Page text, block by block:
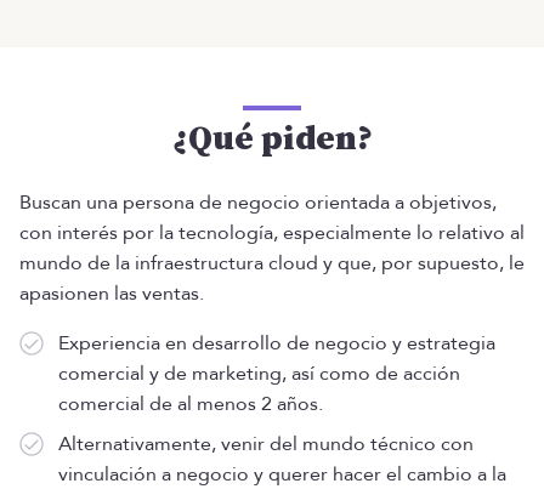
¿Qué piden?
Buscan una persona de negocio orientada a objetivos,
con interés por la tecnología, especialmente lo relativo al
mundo de la infraestructura cloud y que, por supuesto, le
apasionen las ventas.
Experiencia en desarrollo de negocio y estrategia
comercial y de marketing, así como de acción
comercial de al menos 2 años.
Alternativamente, venir del mundo técnico con
vinculación a negocio y querer hacer el cambio a la